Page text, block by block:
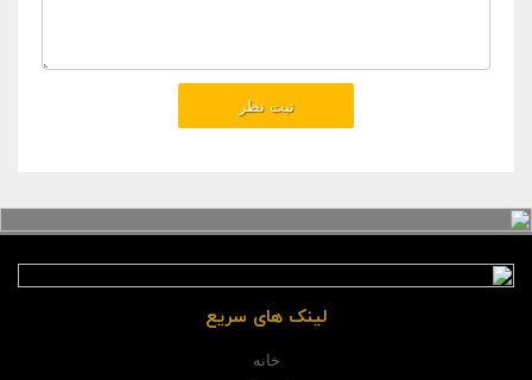
لینک های سریع
خانه